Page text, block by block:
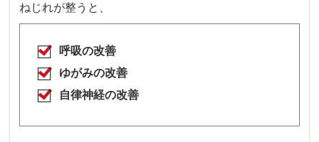
ねじれが整うと、
呼吸の改善
ゆがみの改善
自律神経の改善